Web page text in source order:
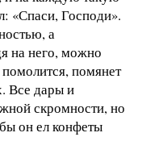
«Спаси, Господи».
а
на него, можно
помянет
Все дары и
скромности, но
он ел конфеты